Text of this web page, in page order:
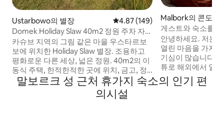
Ustarbowo의 별장 평점 4.87점(5점 만점), 후기 149
4.87 (149)
Domek Holiday Slaw 40m2 정원 주차 자연
평화
카슈브 지역의 그림 같은 마을 우스타르보
보에 위치한 Holiday Slaw 별장. 조용하고
평화로운 다른 세상, 넓은 정원. 40m2의 이
동식 주택, 한적한적한 곳에 위치, 금고, 정
원, 무료 와이파이, 주차장, 그릴. #카슈비 #
트리시티 20kmGdynia, 30km from Lech
Walesa Airport Gdansk,15kmAQUAPARK
Malbork의 콘도미
게스트와 숙소를
운 시간 보내세요!
안녕하세요. 저는
열린 마음을 가지
기심이 많습니다. 저는 슈퍼요트의 수석 스
튜로 해외에서 일
중인 동안 기꺼이
고 싶습니다. 전 세
말보르크 성 근처 휴가지 숙소의 인기 편
의시설